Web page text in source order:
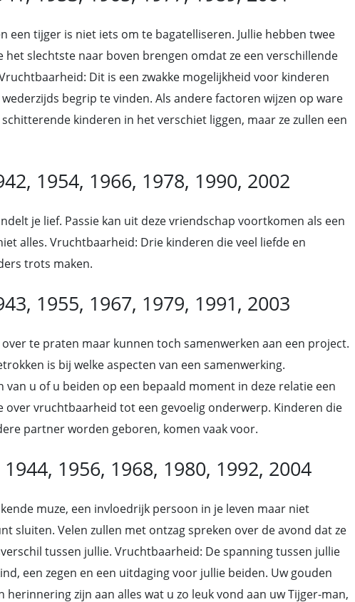
een tijger is niet iets om te bagatelliseren. Jullie hebben twee
slechtste naar boven brengen omdat ze een verschillende
Dit is een zwakke mogelijkheid voor kinderen
begrip te vinden. Als andere factoren wijzen op ware
kinderen in het verschiet liggen, maar ze zullen een
1954, 1966, 1978, 1990, 2002
je lief. Passie kan uit deze vriendschap voortkomen als een
alles. Vruchtbaarheid: Drie kinderen die veel liefde en
trots maken.
1955, 1967, 1979, 1991, 2003
te praten maar kunnen toch samenwerken aan een project.
is bij welke aspecten van een samenwerking.
van u of u beiden op een bepaald moment in deze relatie een
over vruchtbaarheid tot een gevoelig onderwerp. Kinderen die
partner worden geboren, komen vaak voor.
1956, 1968, 1980, 1992, 2004
muze, een invloedrijk persoon in je leven maar niet
sluiten. Velen zullen met ontzag spreken over de avond dat ze
tussen jullie. Vruchtbaarheid: De spanning tussen jullie
een zegen en een uitdaging voor jullie beiden. Uw gouden
herinnering zijn aan alles wat u zo leuk vond aan uw Tijger-man,